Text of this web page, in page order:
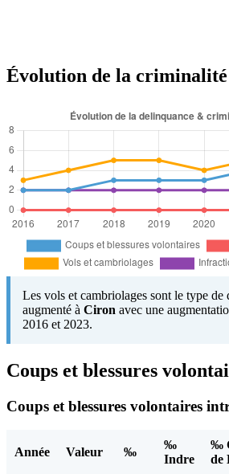
Évolution de la
Les vols et cambriolages sont le type de
augmenté à Ciron avec une
2016 et 2023.
Coups et blessures
Coups et blessures volontaires
Année Valeur ‰
‰
Indre
‰
de